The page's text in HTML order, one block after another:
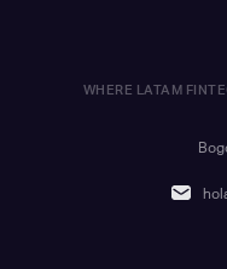
WHERE LATAM